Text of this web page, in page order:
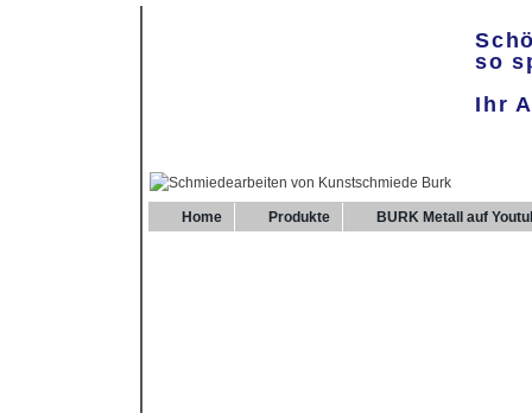
so
Ihr
Home Produkte BURK Metall auf